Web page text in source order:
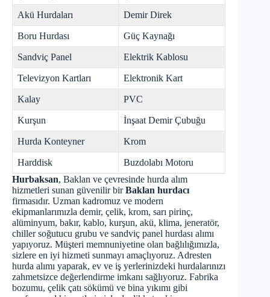
Akü Hurdaları Demir Direk
Boru Hurdası Güç Kaynağı
Sandviç Panel Elektrik Kablosu
Televizyon Kartları Elektronik Kart
Kalay PVC
Kurşun İnşaat Demir Çubuğu
Hurda Konteyner Krom
Harddisk
Buzdolabı Motoru
Hurbaksan, Baklan ve çevresinde hurda alım
hizmetleri sunan güvenilir birBaklan hurdacı
firmasıdır. Uzman kadromuz ve modern
ekipmanlarımızla demir, çelik, krom, sarı pirinç,
alüminyum, bakır, kablo, kurşun, akü, klima, jeneratör,
chiller soğutucu grubu ve sandviç panel hurdası alımı
yapıyoruz. Müşteri memnuniyetine olan bağlılığımızla,
sizlere en iyi hizmeti sunmayı amaçlıyoruz. Adresten
hurda alımı yaparak, ev ve iş yerlerinizdeki hurdalarınızı
zahmetsizce değerlendirme imkanı sağlıyoruz. Fabrika
bozumu, çelik çatı sökümü ve bina yıkımı gibi